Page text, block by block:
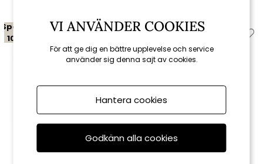
Spara
10%
Brafab
Spara
till 16/8
Brafab
VI ANVÄNDER COOKIES
För att ge dig en bättre upplevelse och service
använder sig denna sajt av cookies.
Hantera cookies
Godkänn alla cookies